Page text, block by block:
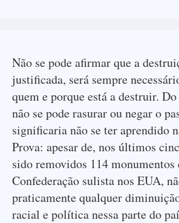
Não se pode afirmar que a
justificada, será sempre
quem e porque está a destruir.
não se pode rasurar ou negar o
significaria não se ter aprendido
Prova: apesar de, nos últimos
sido removidos 114 monumentos
Confederação sulista nos EUA,
praticamente qualquer
racial e política nessa parte do